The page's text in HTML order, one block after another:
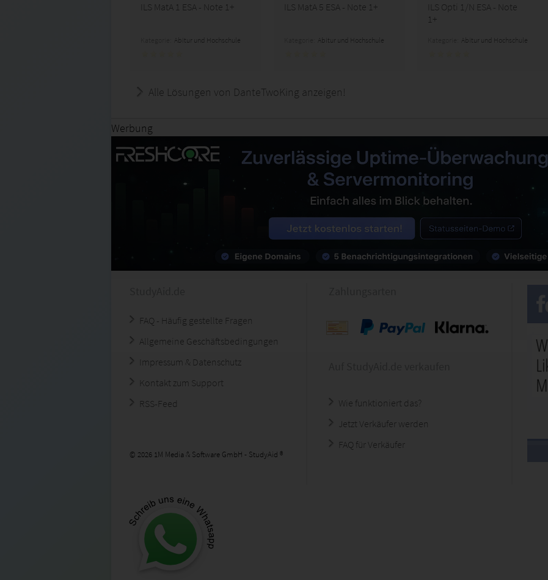
ILS MatA 1 ESA - Note 1+
Abitur und Hochschule
ILS MatA 5 ESA - Note 1+
Abitur und Hochschule
ILS Opti 1/N ESA - Note
1+
Abitur und Hochschule
Alle Lösungen von DanteTwoKing anzeigen!
Werbung
FAQ - Häufig gestellte Fragen
Allgemeine Geschäftsbedingungen
Impressum & Datenschutz
Kontakt zum Support
RSS-Feed
© 2026 1M Media & Software GmbH - StudyAid ®
Wie funktioniert das?
Jetzt Verkäufer werden
FAQ für Verkäufer